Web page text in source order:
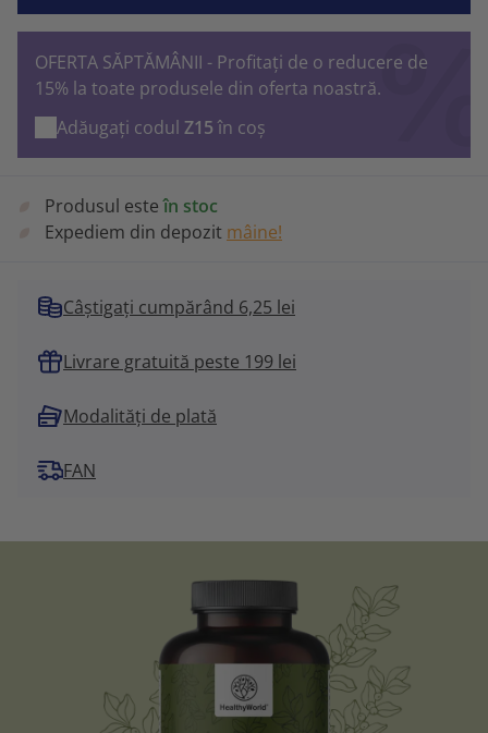
OFERTA SĂPTĂMÂNII - Profitați de o reducere de
15% la toate produsele din oferta noastră.
Adăugați codul Z15 în coș
Produsul esteîn stoc
Expediem din depozit mâine!
Câștigați cumpărând 6,25 lei
Livrare gratuită peste 199 lei
Modalități de plată
FAN